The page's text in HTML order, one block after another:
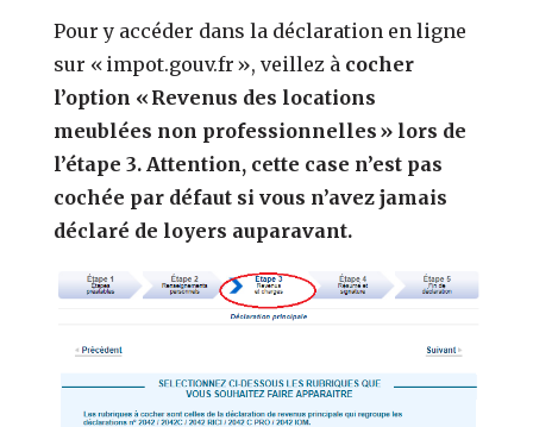
Pour y accéder dans la déclaration en ligne
sur « impot.gouv.fr », veillez à cocher
l’option « Revenus des locations
meublées non professionnelles » lors de
l’étape 3. Attention, cette case n’est pas
cochée par défaut si vous n’avez jamais
déclaré de loyers auparavant.